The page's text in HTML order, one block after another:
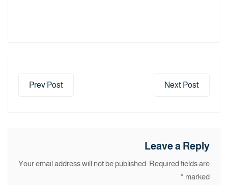
Prev Post Next Post
Leave a Reply
Your email address will not be published. Required fields are
marked
*